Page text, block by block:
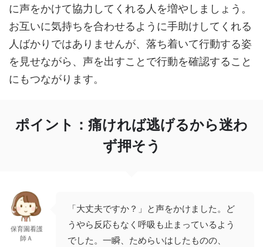
に声をかけて協力してくれる人を増やしましょう。
お互いに気持ちを合わせるように手助けしてくれる
人ばかりではありませんが、落ち着いて行動する姿
を見せながら、声を出すことで行動を確認すること
にもつながります。
ポイント：痛ければ逃げるから迷わ
ず押そう
保育園看護
師Ａ
「大丈夫ですか？」と声をかけました。ど
うやら反応もなく呼吸も止まっているよう
でした。一瞬、ためらいはしたものの、